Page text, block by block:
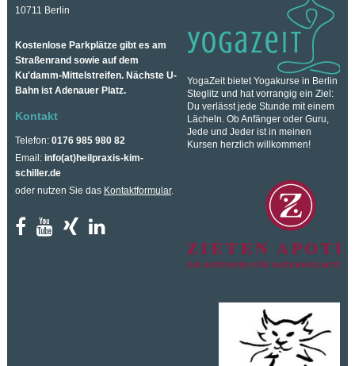
10711 Berlin
Kostenlose Parkplätze gibt es am
Straßenrand sowie auf dem
Ku'damm-Mittelstreifen. Nächste U-
Bahn ist Adenauer Platz.
Kontakt
Telefon: 0176 985 980 82
Email: info(at)heilpraxis-kim-
schiller.de
oder nutzen Sie das Kontaktformular.
YogaZeit bietet Yogakurse in Berlin
Steglitz und hat vorrangig ein Ziel:
Du verlässt jede Stunde mit einem
Lächeln. Ob Anfänger oder Guru,
Jede und Jeder ist in meinen
Kursen herzlich willkommen!